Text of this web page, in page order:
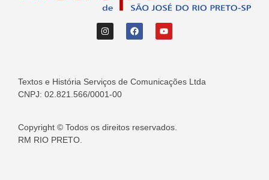
Textos e História Serviços de Comunicações Ltda
CNPJ: 02.821.566/0001-00
Copyright © Todos os direitos reservados.
RM RIO PRETO.